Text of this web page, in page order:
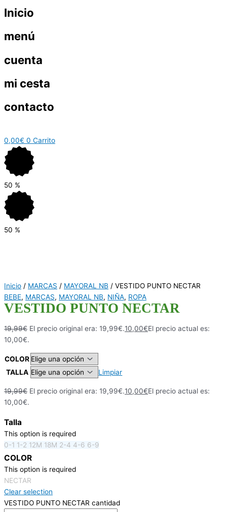
Inicio
menú
cuenta
mi cesta
contacto
0,00€ 0 Carrito
50 %
50 %
Inicio / MARCAS / MAYORAL NB / VESTIDO PUNTO NECTAR
BEBE, MARCAS, MAYORAL NB, NIÑA, ROPA
VESTIDO PUNTO NECTAR
19,99€ El precio original era: 19,99€.10,00€El precio actual es:
10,00€.
COLOR
TALLA
Limpiar
19,99€ El precio original era: 19,99€.10,00€El precio actual es:
10,00€.
Talla
This option is required
0-1 1-2 12M 18M 2-4 4-6 6-9
COLOR
This option is required
NECTAR
Clear selection
VESTIDO PUNTO NECTAR cantidad